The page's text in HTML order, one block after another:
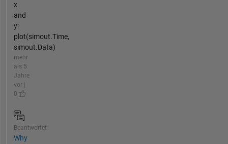
x
and
y:
plot(simout.Time,
simout.Data)
mehr
als 5
Jahre
vor |
0
Beantwortet
Why